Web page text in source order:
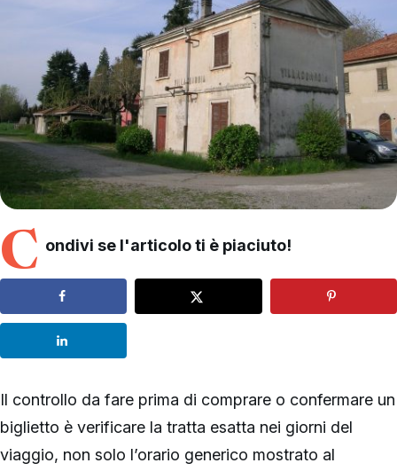
C ondivi se l'articolo ti è piaciuto!
Il controllo da fare prima di comprare o confermare un
biglietto è verificare la tratta esatta nei giorni del
viaggio, non solo l’orario generico mostrato al